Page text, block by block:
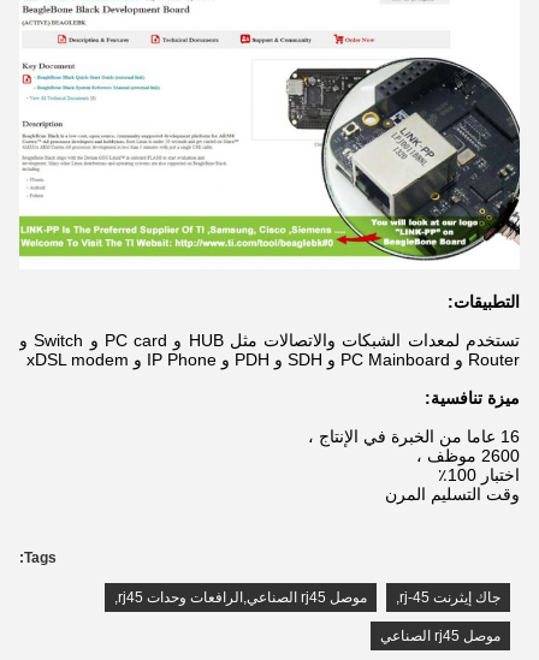
التطبيقات:
تستخدم لمعدات الشبكات والاتصالات مثل HUB و PC card و Switch و
Router و PC Mainboard و SDH و PDH و IP Phone و xDSL modem
ميزة تنافسية:
16 عاما من الخبرة في الإنتاج ،
2600 موظف ،
اختبار 100٪
وقت التسليم المرن
Tags:
جاك إيثرنت rj-45 , موصل rj45 الصناعي,الرافعات وحدات rj45 ,
موصل rj45 الصناعي